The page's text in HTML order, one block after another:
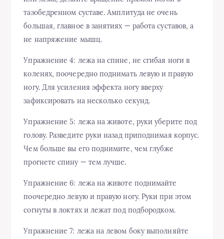
тазобедренном суставе. Амплитуда не очень
большая, главное в занятиях — работа суставов, а
не напряжение мышц.
Упражнение 4: лежа на спине, не сгибая ноги в
коленях, поочередно поднимать левую и правую
ногу. Для усиления эффекта ногу вверху
зафиксировать на несколько секунд.
Упражнение 5: лежа на животе, руки уберите под
голову. Разведите руки назад приподнимая корпус.
Чем больше вы его поднимите, чем глубже
прогнете спину — тем лучше.
Упражнение 6: лежа на животе поднимайте
поочередно левую и правую ногу. Руки при этом
согнуты в локтях и лежат под подбородком.
Упражнение 7: лежа на левом боку выполняйте